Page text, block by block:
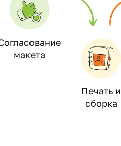
макета
Печать и
сборка